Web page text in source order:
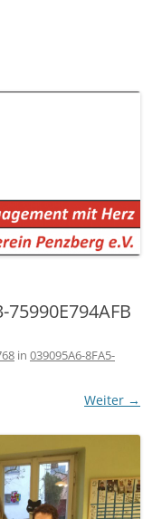
75990E794AFB
in 039095A6-8FA5-
Weiter →